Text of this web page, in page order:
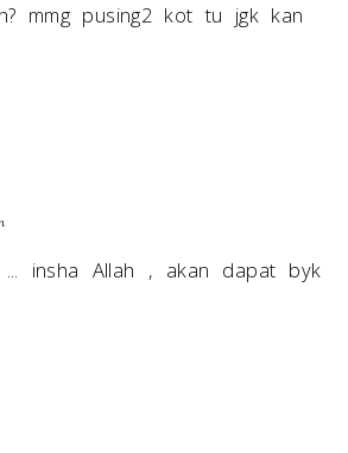
mmg pusing2 kot tu jgk kan
... insha Allah , akan dapat byk